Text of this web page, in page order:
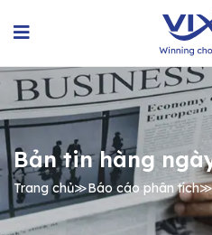
Bản tin hàng
Trang chủ≫Báo cáo phân tích≫